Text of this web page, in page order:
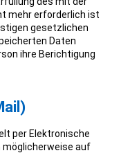
mehr erforderlich ist
gesetzlichen
Daten
ihre Berichtigung
per Elektronische
möglicherweise auf